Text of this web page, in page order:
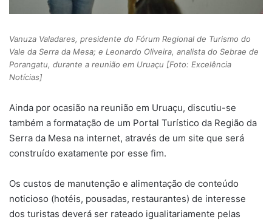
Vanuza Valadares, presidente do Fórum Regional de Turismo do
Vale da Serra da Mesa; e Leonardo Oliveira, analista do Sebrae de
Porangatu, durante a reunião em Uruaçu [Foto: Excelência
Notícias]
Ainda por ocasião na reunião em Uruaçu, discutiu-se
também a formatação de um Portal Turístico da Região da
Serra da Mesa na internet, através de um site que será
construído exatamente por esse fim.
Os custos de manutenção e alimentação de conteúdo
noticioso (hotéis, pousadas, restaurantes) de interesse
dos turistas deverá ser rateado igualitariamente pelas